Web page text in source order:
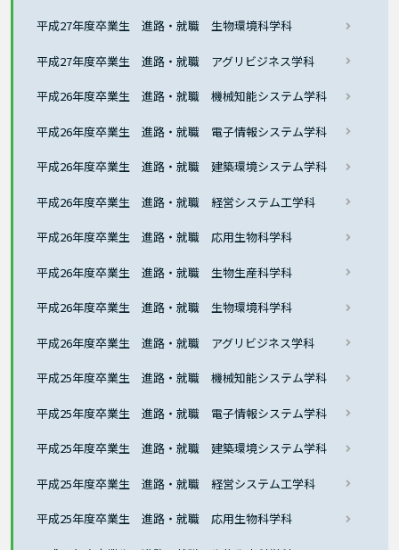
平成27年度卒業生 進路・就職 生物環境科学科
平成27年度卒業生 進路・就職 アグリビジネス学科
平成26年度卒業生 進路・就職 機械知能システム学科
平成26年度卒業生 進路・就職 電子情報システム学科
平成26年度卒業生 進路・就職 建築環境システム学科
平成26年度卒業生 進路・就職 経営システム工学科
平成26年度卒業生 進路・就職 応用生物科学科
平成26年度卒業生 進路・就職 生物生産科学科
平成26年度卒業生 進路・就職 生物環境科学科
平成26年度卒業生 進路・就職 アグリビジネス学科
平成25年度卒業生 進路・就職 機械知能システム学科
平成25年度卒業生 進路・就職 電子情報システム学科
平成25年度卒業生 進路・就職 建築環境システム学科
平成25年度卒業生 進路・就職 経営システム工学科
平成25年度卒業生 進路・就職 応用生物科学科